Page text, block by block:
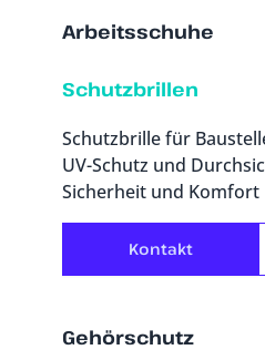
Arbeitsschuhe
Schutzbrillen
Schutzbrille für
UV-Schutz und
Sicherheit und Komfort
Kontakt
Gehörschutz